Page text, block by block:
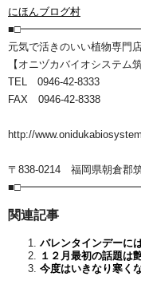
にほんブログ村
元気で活きのいい植物専門
【オニヅカバイオシステム
TEL 0946-42-8333
FAX 0946-42-8338
http://
〒838-0214 福岡県朝倉郡
関連記事
バレンタインデーに
１２月最初の話題は
今度はいきなり寒く